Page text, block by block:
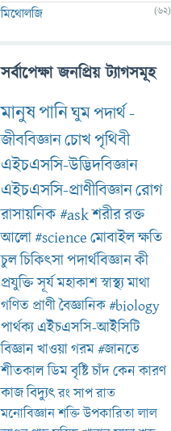
মিথোলজি (62)
সর্বাপেক্ষা জনপ্রিয় ট্যাগসমূহ
মানুষপানিঘুমপদার্থ-
জীববিজ্ঞানচোখপৃথিবী
এইচএসসি-উদ্ভিদবিজ্ঞান
এইচএসসি-প্রাণীবিজ্ঞানরোগ
রাসায়নিক#askশরীররক্ত
আলো#scienceমোবাইলক্ষতি
চুলচিকিৎসাপদার্থবিজ্ঞানকী
প্রযুক্তিসূর্যমহাকাশস্বাস্থ্যমাথা
গণিত প্রাণীবৈজ্ঞানিক#biology
পার্থক্য এইচএসসি-আইসিটি
বিজ্ঞানখাওয়াগরম#জানতে
শীতকালডিমবৃষ্টিচাঁদকেনকারণ
কাজবিদ্যুৎরংসাপরাত
মনোবিজ্ঞানশক্তিউপকারিতালাল